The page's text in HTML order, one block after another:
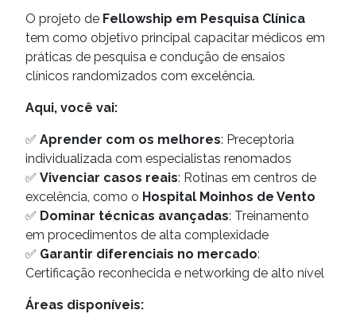
O projeto de Fellowship em Pesquisa Clínica
tem como objetivo principal capacitar médicos em
práticas de pesquisa e condução de ensaios
clínicos randomizados com excelência.
Aqui, você vai:
✅ Aprender com os melhores: Preceptoria
individualizada com especialistas renomados
✅ Vivenciar casos reais: Rotinas em centros de
excelência, como o Hospital Moinhos de Vento
✅ Dominar técnicas avançadas: Treinamento
em procedimentos de alta complexidade
✅ Garantir diferenciais no mercado:
Certificação reconhecida e networking de alto nível
Áreas disponíveis: